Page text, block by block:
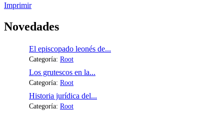
Imprimir
Novedades
El episcopado leonés de...
Categoría: Root
Los grutescos en la...
Categoría: Root
Historia jurídica del...
Categoría: Root